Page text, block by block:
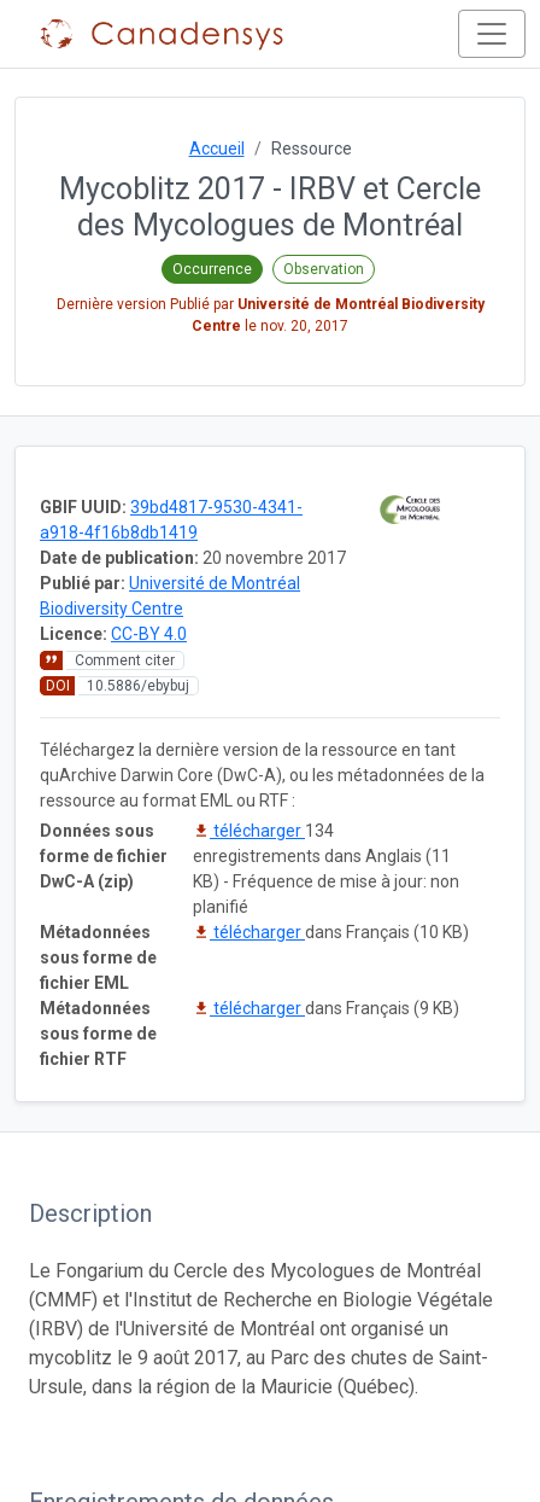
Accueil Ressource
Mycoblitz 2017 - IRBV et Cercle
des Mycologues de Montréal
Occurrence Observation
Dernière version Publié par Université de Montréal Biodiversity
Centre le nov. 20, 2017
GBIF UUID: 39bd4817-9530-4341-
a918-4f16b8db1419
Date de publication: 20 novembre 2017
Publié par: Université de Montréal
Biodiversity Centre
Licence: CC-BY 4.0
Comment citer
DOI
10.5886/ebybuj
Téléchargez la dernière version de la ressource en tant
quArchive Darwin Core (DwC-A), ou les métadonnées de la
ressource au format EML ou RTF :
Données sous
forme de fichier
DwC-A (zip)
télécharger 134
enregistrements dans Anglais (11
KB) - Fréquence de mise à jour: non
planifié
Métadonnées
sous forme de
fichier EML
téléchargerdans Français (10 KB)
Métadonnées
sous forme de
fichier RTF
téléchargerdans Français (9 KB)
Description
Le Fongarium du Cercle des Mycologues de Montréal
(CMMF) et l'Institut de Recherche en Biologie Végétale
(IRBV) de l'Université de Montréal ont organisé un
mycoblitz le 9 août 2017, au Parc des chutes de Saint-
Ursule, dans la région de la Mauricie (Québec).